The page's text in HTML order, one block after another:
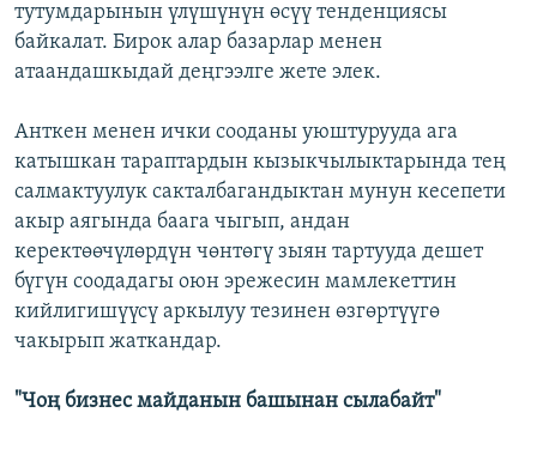
тутумдарынын үлүшүнүн өсүү тенденциясы
байкалат. Бирок алар базарлар менен
атаандашкыдай деңгээлге жете элек.
Анткен менен ички сооданы уюштурууда ага
катышкан тараптардын кызыкчылыктарында тең
салмактуулук сакталбагандыктан мунун кесепети
акыр аягында баага чыгып, андан
керектөөчүлөрдүн чөнтөгү зыян тартууда дешет
бүгүн соодадагы оюн эрежесин мамлекеттин
кийлигишүүсү аркылуу тезинен өзгөртүүгө
чакырып жаткандар.
"Чоң бизнес майданын башынан сылабайт"